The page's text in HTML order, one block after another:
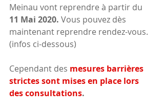
Meinau vont reprendre à partir du
11 Mai 2020. Vous pouvez dès
maintenant reprendre rendez-vous.
(infos ci-dessous)
Cependant des mesures barrières
strictes sont mises en place lors
des consultations.